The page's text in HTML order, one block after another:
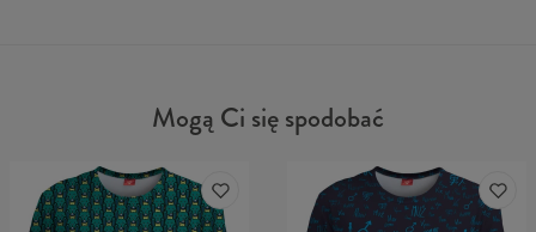
Mogą Ci się spodobać